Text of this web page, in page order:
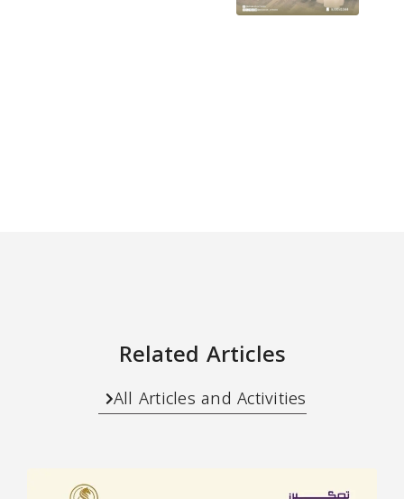
Related Articles
All Articles and Activities